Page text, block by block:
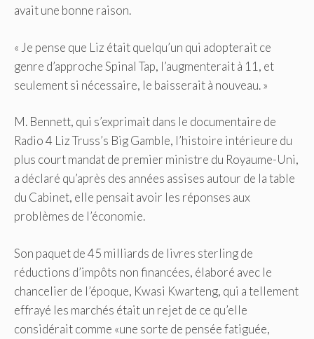
avait une bonne raison.
« Je pense que Liz était quelqu’un qui adopterait ce
genre d’approche Spinal Tap, l’augmenterait à 11, et
seulement si nécessaire, le baisserait à nouveau. »
M. Bennett, qui s’exprimait dans le documentaire de
Radio 4 Liz Truss’s Big Gamble, l’histoire intérieure du
plus court mandat de premier ministre du Royaume-Uni,
a déclaré qu’après des années assises autour de la table
du Cabinet, elle pensait avoir les réponses aux
problèmes de l’économie.
Son paquet de 45 milliards de livres sterling de
réductions d’impôts non financées, élaboré avec le
chancelier de l’époque, Kwasi Kwarteng, qui a tellement
effrayé les marchés était un rejet de ce qu’elle
considérait comme «une sorte de pensée fatiguée,